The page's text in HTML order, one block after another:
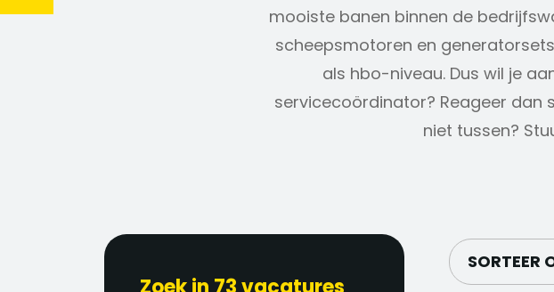
mooiste banen binnen de
scheepsmotoren en
als hbo-niveau. Dus wil je
servicecoördinator? Reageer dan
niet tussen?
SORTEER